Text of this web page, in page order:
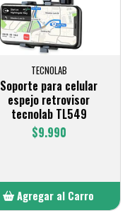
TECNOLAB
Soporte para celular
espejo retrovisor
tecnolab TL549
$9.990
Agregar al Carro